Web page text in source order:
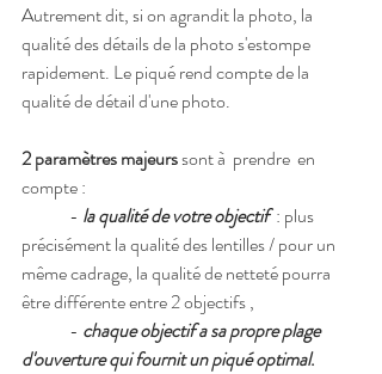
Autrement dit, si on agrandit la photo, la
qualité des détails de la photo s'estompe
rapidement. Le piqué rend compte de la
qualité de détail d'une photo.
2 paramètres majeurs sont à  prendre  en
compte :
	-
la qualité de votre objectif : plus
précisément la qualité des lentilles / pour un
même cadrage, la qualité de netteté pourra
être différente entre 2 objectifs ,
	-
chaque objectif a sa propre plage
d'ouverture qui fournit un piqué optimal.